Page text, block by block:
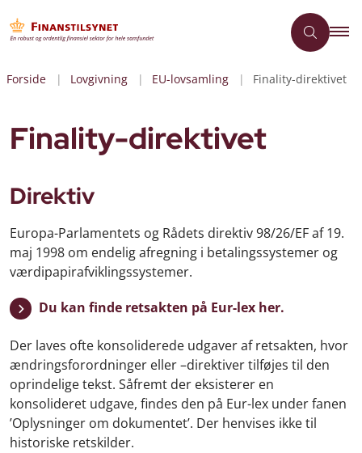
Forside Lovgivning EU-lovsamling Finality-direktivet
Finality-direktivet
Direktiv
Europa-Parlamentets og Rådets direktiv 98/26/EF af 19.
maj 1998 om endelig afregning i betalingssystemer og
værdipapirafviklingssystemer.
Du kan finde retsakten på Eur-lex her.
Der laves ofte konsoliderede udgaver af retsakten, hvor
ændringsforordninger eller –direktiver tilføjes til den
oprindelige tekst. Såfremt der eksisterer en
konsolideret udgave, findes den på Eur-lex under fanen
’Oplysninger om dokumentet’. Der henvises ikke til
historiske retskilder.